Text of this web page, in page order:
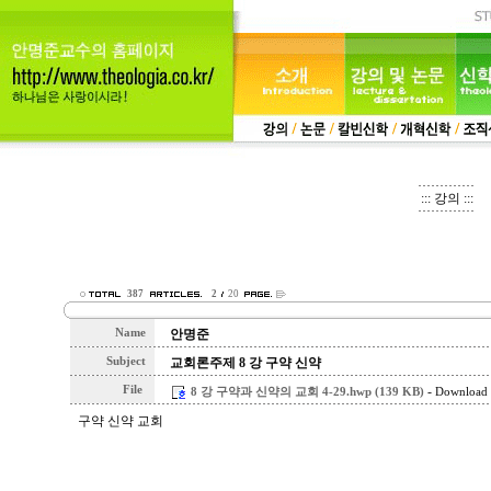
::: 강의 :::
387 2 20
Name 안명준
Subject 교회론주제 8 강 구약 신약
File 8 강 구약과 신약의 교회 4-29.hwp (139 KB)- Download
구약 신약 교회